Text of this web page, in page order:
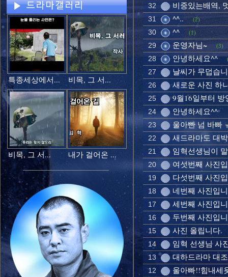
특종세상에서... 비목, 그 서...
비목, 그 서... 내가 걸어온 ...
32 비중있는배역,
31 ^^.. (2)
30 ^^ (1)
29 운영자님~ (3)
28 안녕하세요^^
27 날씨가 무덥습
26 새로운 사진 하
25 9월16일부터 방
24 안녕하세요^^
23 울아빤 넘 바빠
22 새드라마도 대
21 임혁선생님이
20 여섯번째 사진
19 다섯번째 사진
18 네번째 사진입
17 세번째 사진입
16 두번째 사진입
15 사진 올립니다.
14 임혁 선생님 사
13 대하드라마 대
12 울아빠!!힘내세